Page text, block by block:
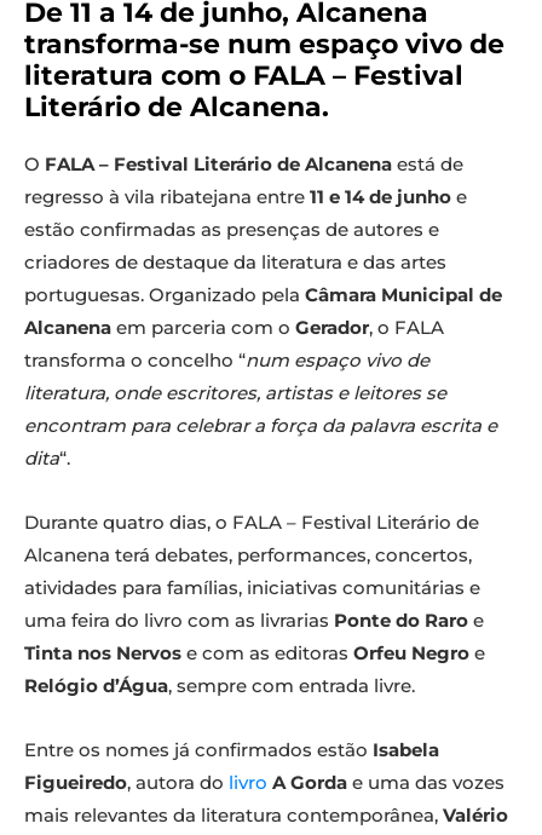
De 11 a 14 de junho, Alcanena
transforma-se num espaço vivo de
literatura com o FALA – Festival
Literário de Alcanena.
O FALA – Festival Literário de Alcanena está de
regresso à vila ribatejana entre 11 e 14 de junho e
estão confirmadas as presenças de autores e
criadores de destaque da literatura e das artes
portuguesas. Organizado pela Câmara Municipal de
Alcanena em parceria com o Gerador, o FALA
transforma o concelho “num espaço vivo de
literatura, onde escritores, artistas e leitores se
encontram para celebrar a força da palavra escrita e
dita“.
Durante quatro dias, o FALA – Festival Literário de
Alcanena terá debates, performances, concertos,
atividades para famílias, iniciativas comunitárias e
uma feira do livro com as livrarias Ponte do Raro e
Tinta nos Nervos e com as editoras Orfeu Negro e
Relógio d’Água, sempre com entrada livre.
Entre os nomes já confirmados estão Isabela
Figueiredo, autora do livro A Gorda e uma das vozes
mais relevantes da literatura contemporânea, Valério